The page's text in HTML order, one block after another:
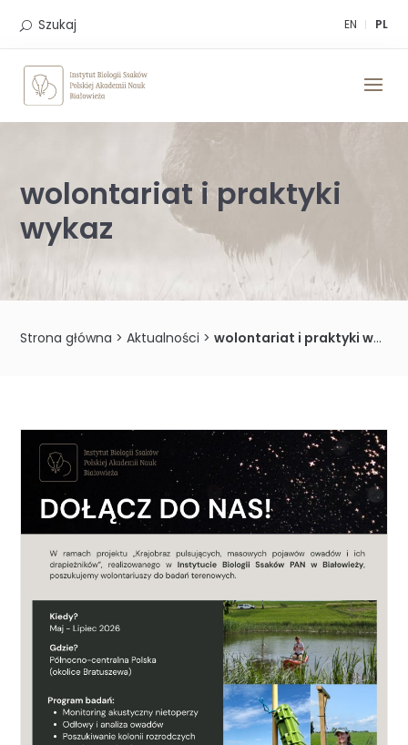
EN PL
Szukaj
wolontariat i praktyki
wykaz
Strona główna >Aktualności >wolontariat i praktyki wykaz